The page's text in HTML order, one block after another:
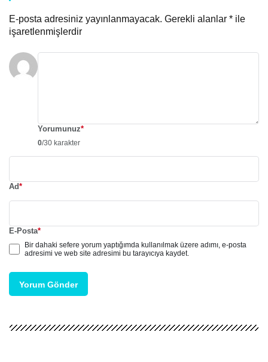
E-posta adresiniz yayınlanmayacak. Gerekli alanlar * ile
işaretlenmişlerdir
Yorumunuz*
0/30 karakter
Ad*
E-Posta*
Bir dahaki sefere yorum yaptığımda kullanılmak üzere adımı, e-posta
adresimi ve web site adresimi bu tarayıcıya kaydet.
Yorum Gönder